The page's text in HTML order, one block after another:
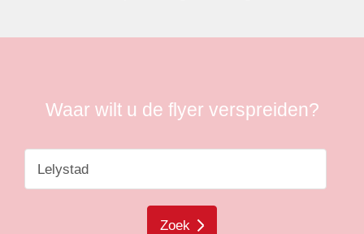
Waar wilt u de flyer verspreiden?
Zoek